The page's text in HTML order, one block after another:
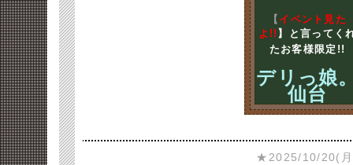
【 イベント見た
よ!! 】と言ってく
たお客様限定!!
デリっ娘
仙台
★2025/10/20(